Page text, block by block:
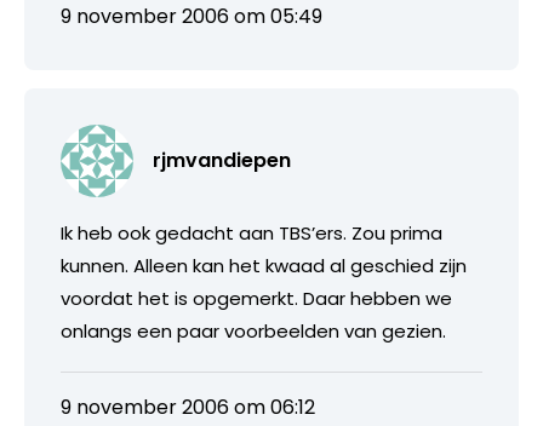
9 november 2006 om 05:49
rjmvandiepen
Ik heb ook gedacht aan TBS’ers. Zou prima
kunnen. Alleen kan het kwaad al geschied zijn
voordat het is opgemerkt. Daar hebben we
onlangs een paar voorbeelden van gezien.
9 november 2006 om 06:12